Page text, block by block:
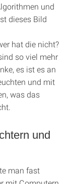
und
dieses Bild
hat die nicht?
so viel mehr
es ist es an
und mit
was das
und
man fast